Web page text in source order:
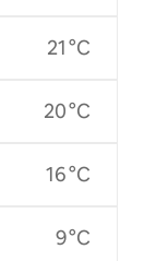
21 °C
20 °C
16 °C
9 °C